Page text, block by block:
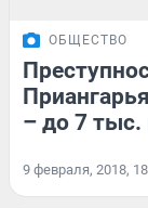
ОБЩЕСТВО
– до 7 тыс.
9 февраля, 2018,